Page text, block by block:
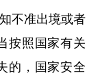
不准出境或者
按照国家有关
的，国家安全